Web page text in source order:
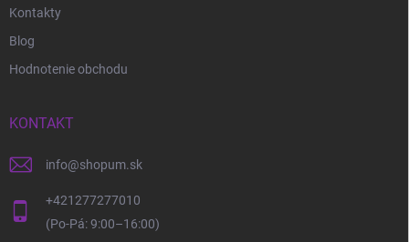
Kontakty
Blog
Hodnotenie obchodu
KONTAKT
info@shopum.sk
+421277277010